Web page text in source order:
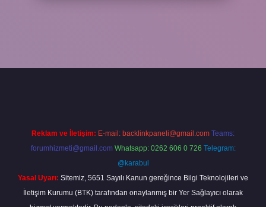
Reklam ve İletişim: E-mail: backlinkpaneli@gmail.com Teams:
forumhizmeti@gmail.com Whatsapp: 0262 606 0 726 Telegram:
@karabul
Yasal Uyarı: Sitemiz, 5651 Sayılı Kanun gereğince Bilgi Teknolojileri ve
İletişim Kurumu (BTK) tarafından onaylanmış bir Yer Sağlayıcı olarak